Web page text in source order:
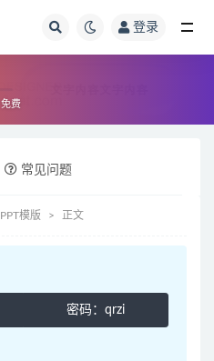
登录
免费
常见问题
PPT模版 正文
密码： qrzi